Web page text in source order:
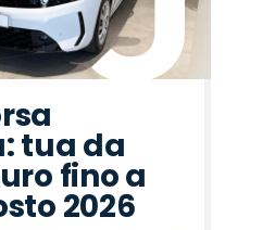
tua da
fino a
2026